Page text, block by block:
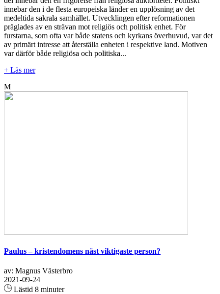
innebar den i de flesta europeiska länder en upplösning av det
medeltida sakrala samhället. Utvecklingen efter reformationen
präglades av en strävan mot religiös och politisk enhet. För
furstarna, som ofta var både statens och kyrkans överhuvud, var det
av primärt intresse att återställa enheten i respektive land. Motiven
var därför både religiösa och politiska...
+ Läs mer
M
Paulus – kristendomens näst viktigaste person?
av: Magnus Västerbro
2021-09-24
Lästid 8 minuter